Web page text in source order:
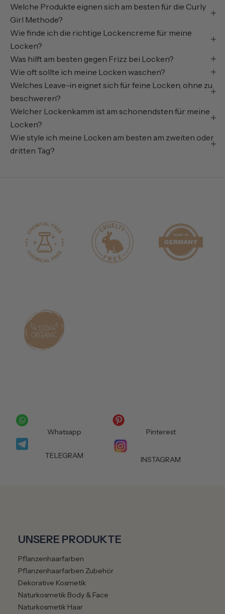
Welche Produkte eignen sich am besten für die Curly
Girl Methode?
Wie finde ich die richtige Lockencreme für meine
Locken?
Was hilft am besten gegen Frizz bei Locken?
Wie oft sollte ich meine Locken waschen?
Welches Leave-in eignet sich für feine Locken, ohne zu
beschweren?
Welcher Lockenkamm ist am schonendsten für meine
Locken?
Wie style ich meine Locken am besten am zweiten oder
dritten Tag?
Whatsapp Pinterest
TELEGRAM INSTAGRAM
UNSERE PRODUKTE
Pflanzenhaarfarben
Pflanzenhaarfarben Zubehör
Dekorative Kosmetik
Naturkosmetik Body & Face
Naturkosmetik Haar